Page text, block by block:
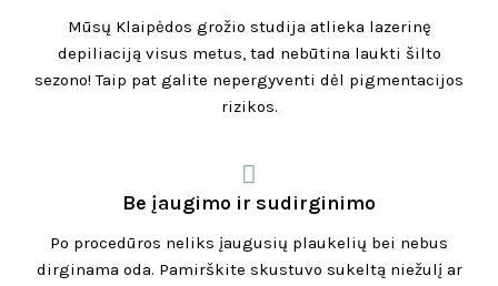
Mūsų Klaipėdos grožio studija atlieka lazerinę
depiliaciją visus metus, tad nebūtina laukti šilto
sezono! Taip pat galite nepergyventi dėl pigmentacijos
rizikos.
Be įaugimo ir sudirginimo
Po procedūros neliks įaugusių plaukelių bei nebus
dirginama oda. Pamirškite skustuvo sukeltą niežulį ar